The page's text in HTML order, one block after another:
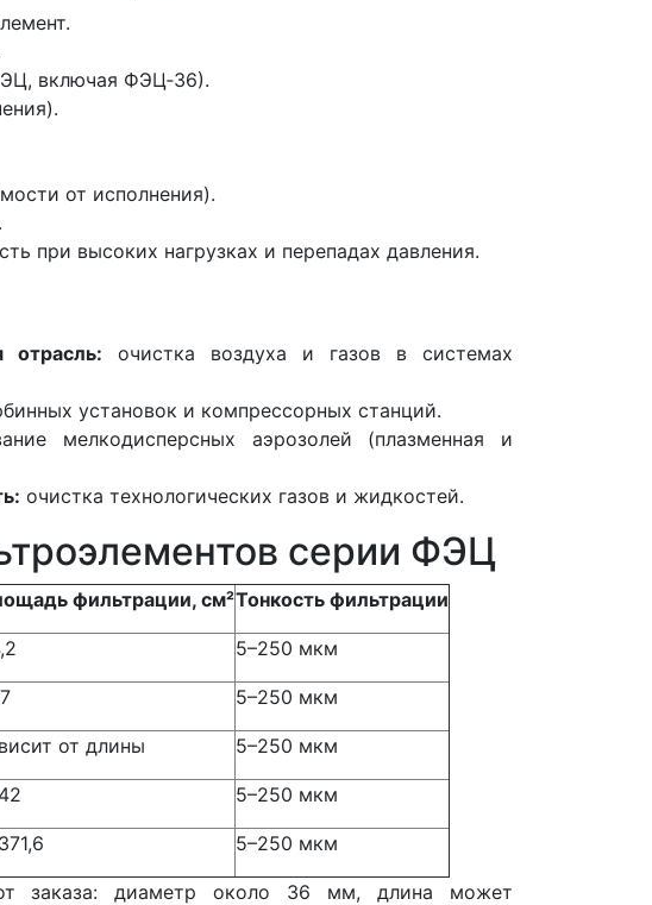
включая ФЭЦ‑36).
от исполнения).
при высоких нагрузках и перепадах давления.
отрасль: очистка воздуха и газов в системах
установок и компрессорных станций.
мелкодисперсных аэрозолей (плазменная и
очистка технологических газов и жидкостей.
серии ФЭЦ
фильтрации, см²Тонкость фильтрации
5–250 мкм
5–250 мкм
от длины 5–250 мкм
5–250 мкм
5–250 мкм
заказа: диаметр около 36 мм, длина может